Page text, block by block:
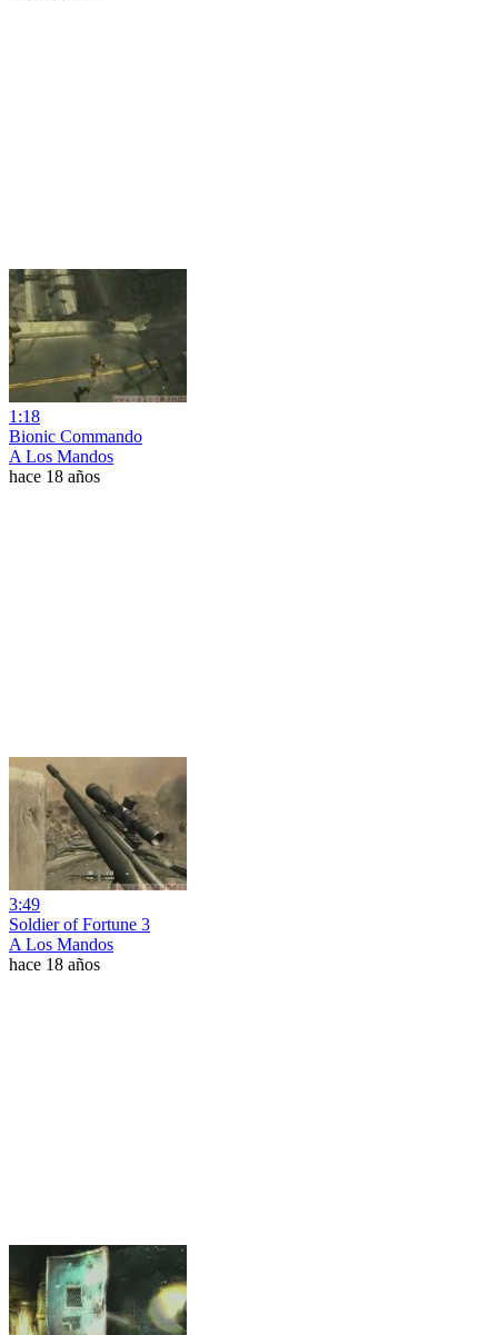
1:18
Bionic Commando
A Los Mandos
hace 18 años
3:49
Soldier of Fortune 3
A Los Mandos
hace 18 años